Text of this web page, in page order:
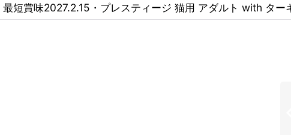
最短賞味2027.2.15・プレスティージ 猫用 アダルト with タ